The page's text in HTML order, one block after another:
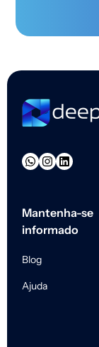
Mantenha-se
informado
Blog
Ajuda